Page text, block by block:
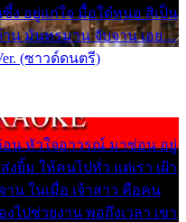
ง อยู่แก่ใจ มื้อใด๋หนอ สิเป็น
าน มันทรมาน จับจาน เอย…
(ซาวด์ดนตรี)
อน หัวใจอาวรณ์ มาซ่อน อยู่
งยิ้ม ให้คนไปทั่ว แต่เรา เฝ้า
าน ในเมื่อ เจ้าสาว คือคน
ไปช่วยงาน พอถึงเวลา เขา